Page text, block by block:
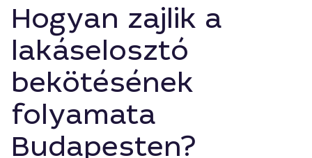
Hogyan zajlik a
lakáselosztó
bekötésének
folyamata
Budapesten?